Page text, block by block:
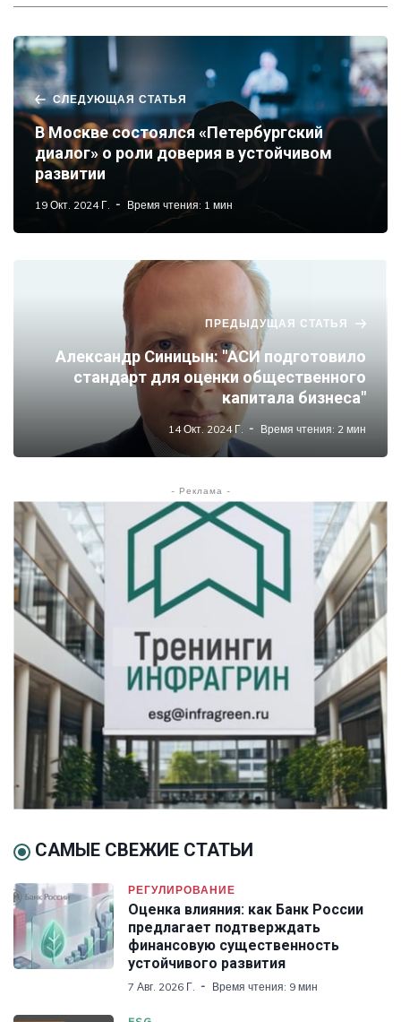
СЛЕДУЮЩАЯ СТАТЬЯ
В Москве состоялся «Петербургский
диалог» о роли доверия в устойчивом
развитии
19 Окт. 2024 Г. Время чтения: 1 мин
ПРЕДЫДУЩАЯ СТАТЬЯ
Александр Синицын: "АСИ подготовило
стандарт для оценки общественного
капитала бизнеса"
14 Окт. 2024 Г. Время чтения: 2 мин
- Реклама -
САМЫЕ СВЕЖИЕ СТАТЬИ
РЕГУЛИРОВАНИЕ
Оценка влияния: как Банк России
предлагает подтверждать
финансовую существенность
устойчивого развития
7 Авг. 2026 Г. Время чтения: 9 мин